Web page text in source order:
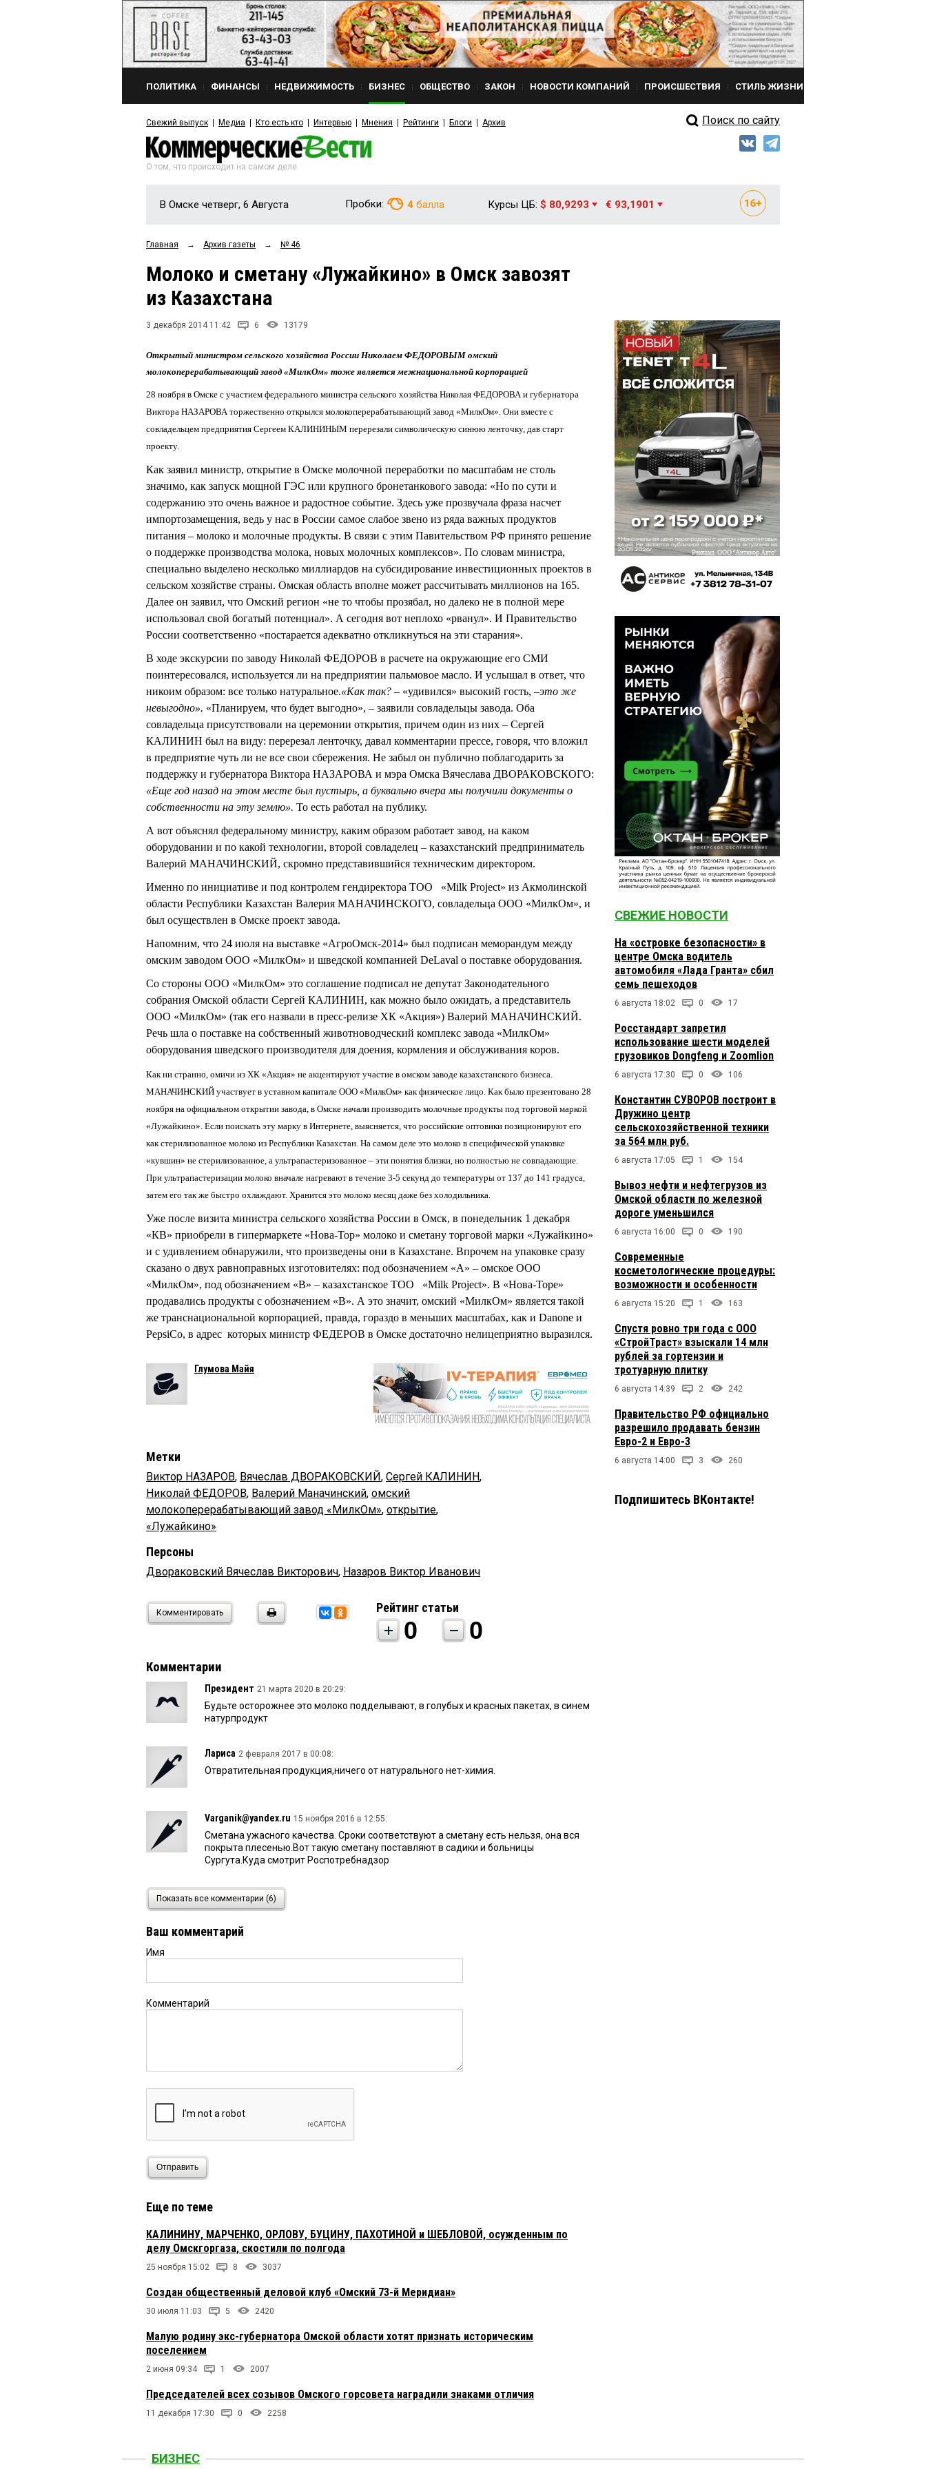
ПОЛИТИКА ФИНАНСЫ НЕДВИЖИМОСТЬ БИЗНЕС ОБЩЕСТВО ЗАКОН НОВОСТИ КОМПАНИЙ ПРОИСШЕСТВИЯ СТИЛЬ ЖИЗНИ
Свежий выпуск Медиа Кто есть кто Интервью Мнения Рейтинги Блоги Архив Поиск по сайту
О том, что происходит на самом деле
В Омске четверг, 6 Августа Пробки: 4 балла Курсы ЦБ: $ 80,9293 € 93,1901
Главная → Архив газеты → № 46
Молоко и сметану «Лужайкино» в Омск завозят
из Казахстана
3 декабря 2014 11:42 6 13179
Открытый министром сельского хозяйства России Николаем ФЕДОРОВЫМ омский
молокоперерабатывающий завод «МилкОм» тоже является межнациональной корпорацией
28 ноября в Омске с участием федерального министра сельского хозяйства Николая ФЕДОРОВА и губернатора
Виктора НАЗАРОВА торжественно открылся молокоперерабатывающий завод «МилкОм». Они вместе с
совладельцем предприятия Сергеем КАЛИНИНЫМ перерезали символическую синюю ленточку, дав старт
проекту.
Как заявил министр, открытие в Омске молочной переработки по масштабам не столь
значимо, как запуск мощной ГЭС или крупного бронетанкового завода: «Но по сути и
содержанию это очень важное и радостное событие. Здесь уже прозвучала фраза насчет
импортозамещения, ведь у нас в России самое слабое звено из ряда важных продуктов
питания – молоко и молочные продукты. В связи с этим Павительством РФ принято решение
о поддержке производства молока, новых молочных комплексов». По словам министра,
специально выделено несколько миллиардов на субсидирование инвестиционных проектов в
сельском хозяйстве страны. Омская область вполне может рассчитывать миллионов на 165.
Далее он заявил, что Омский регион «не то чтобы прозябал, но далеко не в полной мере
использовал свой богатый потенциал». А сегодня вот неплохо «рванул». И Правительство
России соответственно «постарается адекватно откликнуться на эти старания».
В ходе экскурсии по заводу Николай ФЕДОРОВ в расчете на окружающие его СМИ
поинтересовался, используется ли на предприятии пальмовое масло. И услышал в ответ, что
никоим образом: все только натуральное.«Как так? – «удивился» высокий гость, –это же
невыгодно». «Планируем, что будет выгодно», – заявили совладельцы завода. Оба
совладельца присутствовали на церемонии открытия, причем один из них – Сергей
КАЛИНИН был на виду: перерезал ленточку, давал комментарии прессе, говоря, что вложил
в предприятие чуть ли не все свои сбережения. Не забыл он публично поблагодарить за
поддержку и губернатора Виктора НАЗАРОВА и мэра Омска Вячеслава ДВОРАКОВСКОГО:
«Еще год назад на этом месте был пустырь, а буквально вчера мы получили документы о
собственности на эту землю». То есть работал на публику.
А вот объяснял федеральному министру, каким образом работает завод, на каком
оборудовании и по какой технологии, второй совладелец – казахстанский предприниматель
Валерий МАНАЧИНСКИЙ, скромно представившийся техническим директором.
Именно по инициативе и под контролем гендиректора ТОО «Milk Project» из Акмолинской
области Республики Казахстан Валерия МАНАЧИНСКОГО, совладельца ООО «МилкОм», и
был осуществлен в Омске проект завода.
Напомним, что 24 июля на выставке «АгроОмск-2014» был подписан меморандум между
омским заводом ООО «МилкОм» и шведской компанией DeLaval о поставке оборудования.
Со стороны ООО «МилкОм» это соглашение подписал не депутат Законодательного
собрания Омской области Сергей КАЛИНИН, как можно было ожидать, а представитель
ООО «МилкОм» (так его назвали в пресс-релизе ХК «Акция») Валерий МАНАЧИНСКИЙ.
Речь шла о поставке на собственный животноводческий комплекс завода «МилкОм»
оборудования шведского производителя для доения, кормления и обслуживания коров.
Как ни странно, омичи из ХК «Акция» не акцентируют участие в омском заводе казахстанского бизнеса.
МАНАЧИНСКИЙ участвует в уставном капитале ООО «МилкОм» как физическое лицо. Как было презентовано 28
ноября на официальном открытии завода, в Омске начали производить молочные продукты под торговой маркой
«Лужайкино». Если поискать эту марку в Интернете, выясняется, что российские оптовики позиционируют его
как стерилизованное молоко из Республики Казахстан. На самом деле это молоко в специфической упаковке
«кувшин» не стерилизованное, а ультрапастеризованное – эти понятия близки, но полностью не совпадающие.
При ультрапастеризации молоко вначале нагревают в течение 3-5 секунд до температуры от 137 до 141 градуса,
затем его так же быстро охлаждают. Хранится это молоко месяц даже без холодильника.
Уже после визита министра сельского хозяйства России в Омск, в понедельник 1 декабря
«КВ» приобрели в гипермаркете «Нова-Тор» молоко и сметану торговой марки «Лужайкино»
и с удивлением обнаружили, что произведены они в Казахстане. Впрочем на упаковке сразу
сказано о двух равноправных изготовителях: под обозначением «А» – омское ООО
«МилкОм», под обозначением «В» – казахстанское ТОО «Milk Project». В «Нова-Торе»
продавались продукты с обозначением «В». А это значит, омский «МилкОм» является такой
же транснациональной корпорацией, правда, гораздо в меньших масштабах, как и Danone и
PepsiCo, в адрес которых министр ФЕДЕРОВ в Омске достаточно нелицеприятно выразился.
Глумова Майя
Метки
Виктор НАЗАРОВ, Вячеслав ДВОРАКОВСКИЙ, Сергей КАЛИНИН,
Николай ФЕДОРОВ, Валерий Маначинский, омский
молокоперерабатывающий завод «МилкОм», открытие,
«Лужайкино»
Персоны
Двораковский Вячеслав Викторович, Назаров Виктор Иванович
Комментировать Рейтинг статьи
0 0
Комментарии
Президент 21 марта 2020 в 20:29:
Будьте осторожнее это молоко подделывают, в голубых и красных пакетах, в синем
натурпродукт
Лариса 2 февраля 2017 в 00:08:
Отвратительная продукция,ничего от натурального нет-химия.
Varganik@yandex.ru 15 ноября 2016 в 12:55:
Сметана ужасного качества. Сроки соответствуют а сметану есть нельзя, она вся
покрыта плесенью.Вот такую сметану поставляют в садики и больницы
Сургута.Куда смотрит Роспотребнадзор
Акчина Надежда
Это не молоко не знаю что, но не натур молоко
Александр 15 января 2016 в 10:27:
Показать все комментарии (6)
Ваш комментарий
Имя
Комментарий
Отправить
Еще по теме
КАЛИНИНУ, МАРЧЕНКО, ОРЛОВУ, БУЦИНУ, ПАХОТИНОЙ и ШЕБЛОВОЙ, осужденным по
делу Омскгоргаза, скостили по полгода
25 ноября 15:02 8 3037
Создан общественный деловой клуб «Омский 73-й Меридиан»
30 июля 11:03 5 2420
Малую родину экс-губернатора Омской области хотят признать историческим
поселением
2 июня 09:34 1 2007
Председателей всех созывов Омского горсовета наградили знаками отличия
11 декабря 17:30 0 2258
СВЕЖИЕ НОВОСТИ
На «островке безопасности» в
центре Омска водитель
автомобиля «Лада Гранта» сбил
семь пешеходов
6 августа 18:02 0 17
Росстандарт запретил
использование шести моделей
грузовиков Dongfeng и Zoomlion
6 августа 17:30 0 106
Константин СУВОРОВ построит в
Дружино центр
сельскохозяйственной техники
за 564 млн руб.
6 августа 17:05 1 154
Вывоз нефти и нефтегрузов из
Омской области по железной
дороге уменьшился
6 августа 16:00 0 190
Современные
косметологические процедуры:
возможности и особенности
6 августа 15:20 1 163
Спустя ровно три года с ООО
«СтройТраст» взыскали 14 млн
рублей за гортензии и
тротуарную плитку
6 августа 14:39 2 242
Правительство РФ официально
разрешило продавать бензин
Евро-2 и Евро-3
6 августа 14:00 3 260
Подпишитесь ВКонтакте!
БИЗНЕС